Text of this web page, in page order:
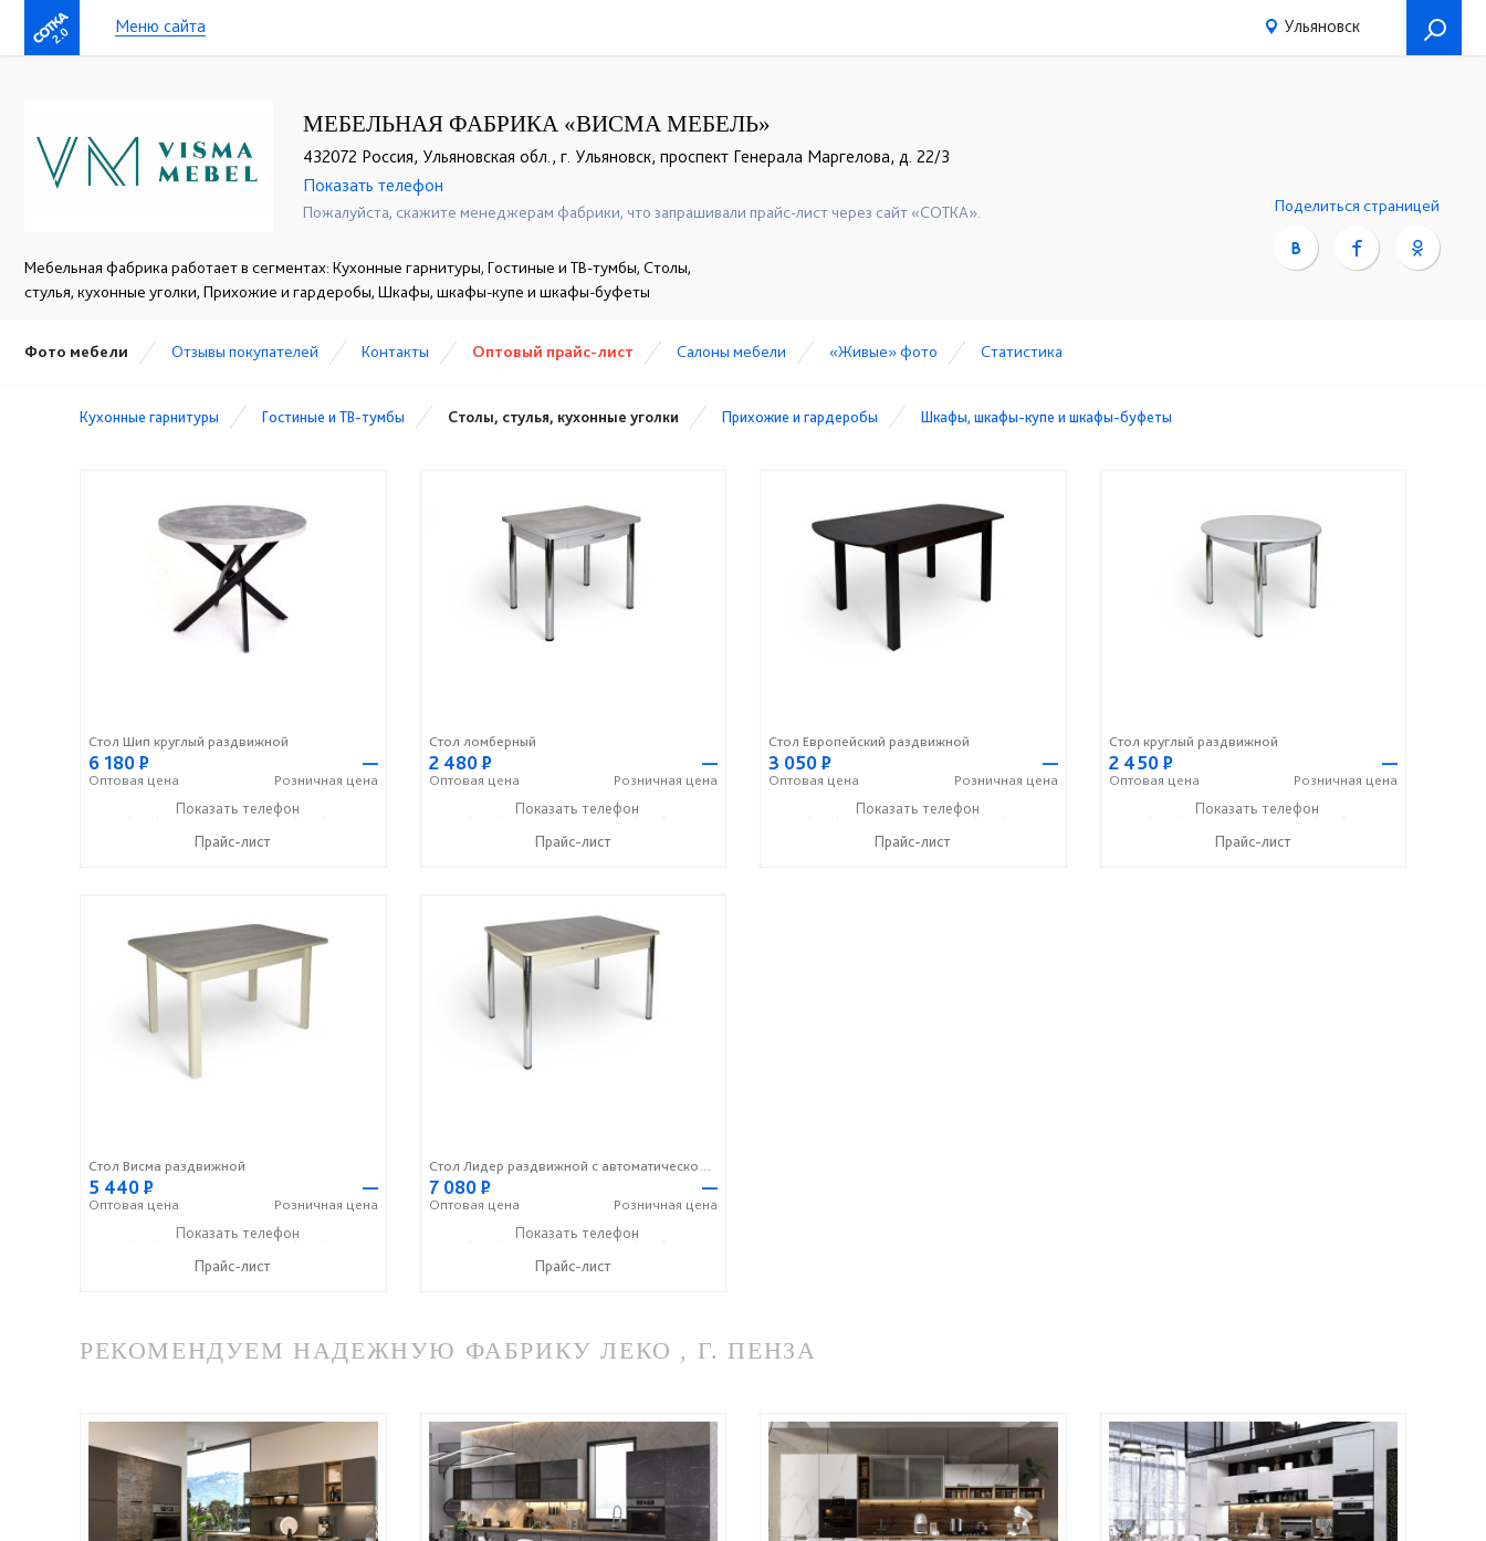
2.0 Меню сайта Ульяновск
МЕБЕЛЬНАЯ ФАБРИКА «ВИСМА МЕБЕЛЬ»
432072 Россия, Ульяновская обл., г. Ульяновск, проспект Генерала Маргелова, д. 22/3
☎+7 (960) 366-09-51
Показать телефон
Пожалуйста, скажите менеджерам фабрики, что запрашивали прайс-лист через сайт «СОТКА».
Мебельная фабрика работает в сегментах: Кухонные гарнитуры, Гостиные и ТВ-тумбы, Столы,
стулья, кухонные уголки, Прихожие и гардеробы, Шкафы, шкафы-купе и шкафы-буфеты
Поделиться страницей
Фото мебели Отзывы покупателей Контакты Оптовый прайс-лист Cалоны мебели «Живые» фото Статистика
Кухонные гарнитуры Гостиные и ТВ-тумбы Столы, стулья, кухонные уголки Прихожие и гардеробы Шкафы, шкафы-купе и шкафы-буфеты
Стол Шип круглый раздвижной
6 180Р
Оптовая цена
—
Розничная цена
+7 (960) 366-09-51 ☎+7 (960) 371-60-55
Показать телефон
Прайс-лист
Стол ломберный
2 480Р
Оптовая цена
—
Розничная цена
+7 (960) 366-09-51 ☎+7 (960) 371-60-55
Показать телефон
Прайс-лист
Стол Европейский раздвижной
3 050Р
Оптовая цена
—
Розничная цена
+7 (960) 366-09-51 ☎+7 (960) 371-60-55
Показать телефон
Прайс-лист
Стол круглый раздвижной
2 450Р
Оптовая цена
—
Розничная цена
+7 (960) 366-09-51 ☎+7 (960) 371-60-55
Показать телефон
Прайс-лист
Стол Висма раздвижной
5 440Р
Оптовая цена
—
Розничная цена
+7 (960) 366-09-51 ☎+7 (960) 371-60-55
Показать телефон
Прайс-лист
Стол Лидер раздвижной с автоматической выдвижной вставкой
7 080Р
Оптовая цена
—
Розничная цена
+7 (960) 366-09-51 ☎+7 (960) 371-60-55
Показать телефон
Прайс-лист
РЕКОМЕНДУЕМ НАДЕЖНУЮ ФАБРИКУ ЛЕКО , Г. ПЕНЗА